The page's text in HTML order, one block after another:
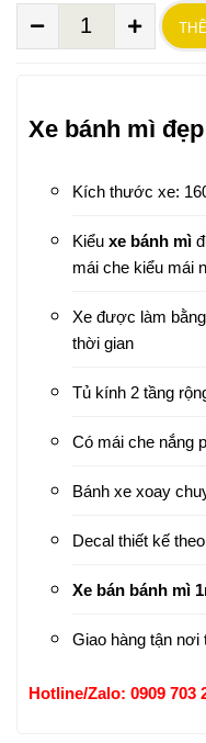
Xe bánh mì
Kích thước xe:
Kiểu xe bánh mì
mái che kiểu mái
Xe được làm
thời gian
Tủ kính 2 tầng
Có mái che nắng
Bánh xe xoay
Decal thiết kế
Xe bán bánh mì
Giao hàng tận nơi
Hotline/Zalo: 0909 703